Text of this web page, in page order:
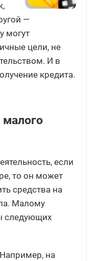
—
могут
цели, не
И в
кредита.
малого
если
то он может
средства на
Малому
следующих
на